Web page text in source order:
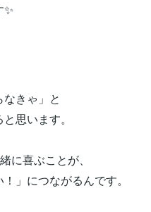
きゃ」と
思います。
に喜ぶことが、
」につながるんです。